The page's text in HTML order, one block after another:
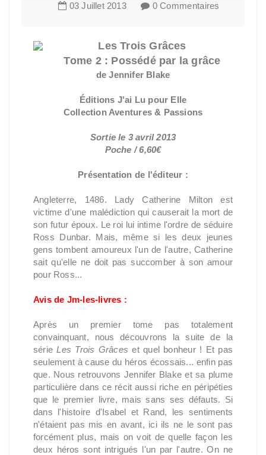
03 Juillet 2013 0 Commentaires
Les Trois Grâces
Tome 2 : Possédé par la grâce
de Jennifer Blake
Éditions J'ai Lu pour Elle
Collection Aventures & Passions
Sortie le 3 avril 2013
Poche / 6,60€
Présentation de l'éditeur :
Angleterre, 1486. Lady Catherine Milton est
victime d'une malédiction qui causerait la mort de
son futur époux. Le roi lui intime l'ordre de séduire
Ross Dunbar. Mais, même si les deux jeunes
gens tombent amoureux l'un de l'autre, Catherine
sait qu'elle ne doit pas succomber à son amour
pour Ross...
Avis de Jm-les-livres :
Après un premier tome pas totalement
convainquant, nous découvrons la suite de la
sérieLes Trois Grâces et quel bonheur ! Et pas
seulement à cause du héros écossais... enfin pas
que. Nous retrouvons Jennifer Blake et sa plume
particulière dans ce récit aussi riche en péripéties
que le premier livre, mais sans ses défauts. Si
dans l'histoire d'Isabel et Rand, les sentiments
n'étaient pas mis en avant, ici ils ne le sont pas
forcément plus, mais on voit de quelle façon les
deux héros sont intrigués l'un par l'autre. On ne